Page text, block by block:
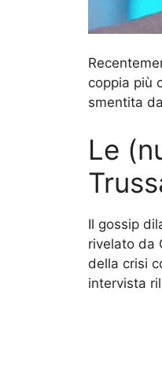
coppia più
smentita
Le
Il gossip
rivelato da
della crisi
intervista